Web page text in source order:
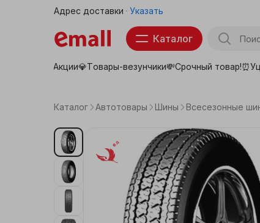
Адрес доставки Указать
Каталог
Акции💎Товары-везунчики💸Срочный товар!⏰
Товары для школы
Бытовая техника
Электроника
Детские товары
Каталог Автотовары Шины Всесезонные
Беларусь